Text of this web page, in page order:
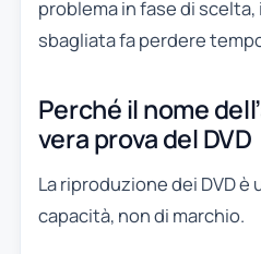
problema in fase di
sbagliata fa perdere
Perché il nome
vera prova del DVD
La riproduzione dei DVD
capacità, non di marchio.